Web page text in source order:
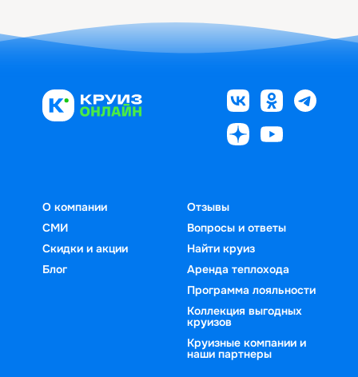
О компании
СМИ
Скидки и акции
Блог
Отзывы
Вопросы и ответы
Найти круиз
Аренда теплохода
Программа лояльности
Коллекция выгодных
круизов
Круизные компании и
наши партнеры